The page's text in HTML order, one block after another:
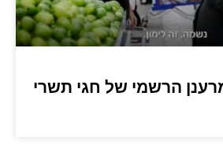
הרשמי של חגי תשרי